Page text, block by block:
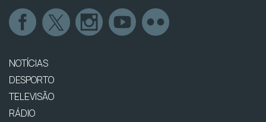
NOTÍCIAS
DESPORTO
TELEVISÃO
RÁDIO